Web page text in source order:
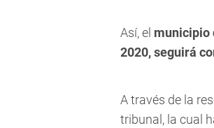
Así, el municipio
2020, seguirá
A través de la
tribunal, la cual